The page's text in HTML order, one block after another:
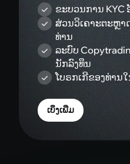
ທ່ານ
ລະບົບ
ນັກລົງທຶນ
ໂບຣກເກີຂອງທ່ານ
ເບິ່ງເພີ່ມ